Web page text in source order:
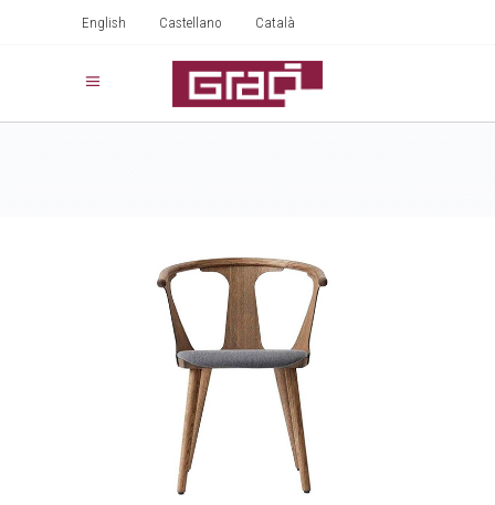
English Castellano Català